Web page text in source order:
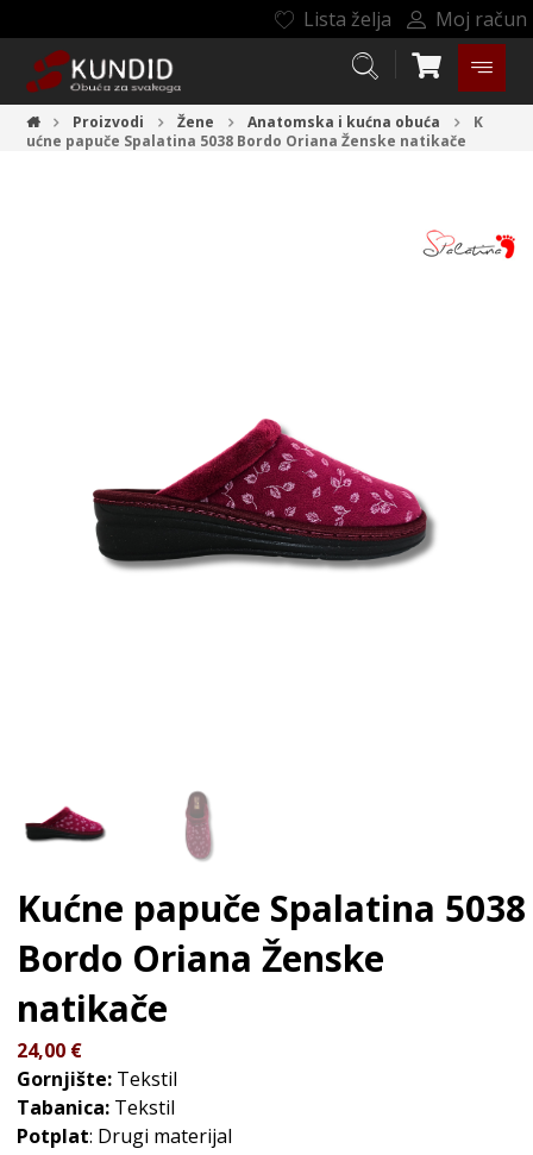
Lista želja Moj račun
Proizvodi Žene Anatomska i kućna obuća
K
ućne papuče Spalatina 5038 Bordo Oriana Ženske natikače
Kućne papuče Spalatina 5038
Bordo Oriana Ženske
natikače
24,00 €
Gornjište: Tekstil
Tabanica: Tekstil
Potplat: Drugi materijal